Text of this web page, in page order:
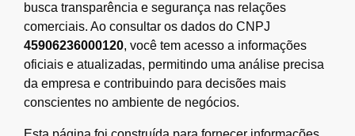
busca transparência e segurança nas relações
comerciais. Ao consultar os dados do CNPJ
45906236000120, você tem acesso a informações
oficiais e atualizadas, permitindo uma análise precisa
da empresa e contribuindo para decisões mais
conscientes no ambiente de negócios.